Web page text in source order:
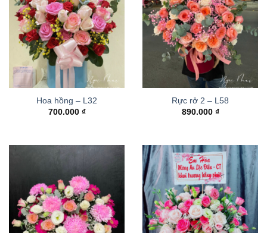
Hoa hồng – L32
700.000 ₫
Rực rở 2 – L58
890.000 ₫